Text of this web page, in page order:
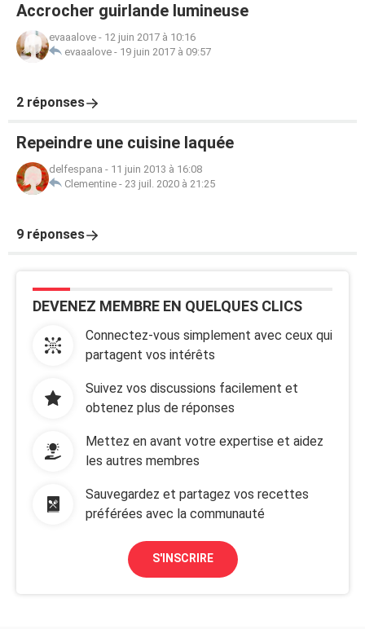
Accrocher guirlande lumineuse
evaaalove - 12 juin 2017 à 10:16
evaaalove - 19 juin 2017 à 09:57
2 réponses
Repeindre une cuisine laquée
delfespana - 11 juin 2013 à 16:08
Clementine - 23 juil. 2020 à 21:25
9 réponses
DEVENEZ MEMBRE EN QUELQUES CLICS
Connectez-vous simplement avec ceux qui
partagent vos intérêts
Suivez vos discussions facilement et
obtenez plus de réponses
Mettez en avant votre expertise et aidez
les autres membres
Sauvegardez et partagez vos recettes
préférées avec la communauté
S'INSCRIRE